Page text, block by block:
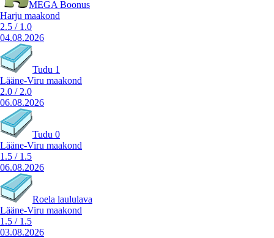
MEGA Boonus
Harju maakond
2.5 / 1.0
04.08.2026
Tudu 1
Lääne-Viru maakond
2.0 / 2.0
06.08.2026
Tudu 0
Lääne-Viru maakond
1.5 / 1.5
06.08.2026
Roela laululava
Lääne-Viru maakond
1.5 / 1.5
03.08.2026